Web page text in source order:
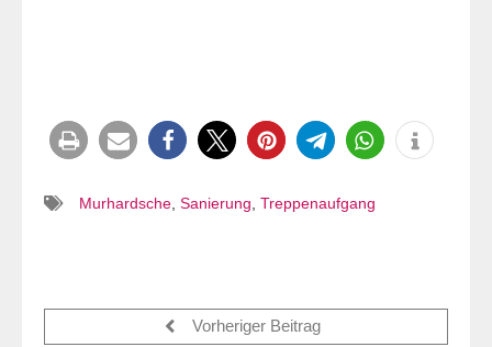
Murhardsche Sanierung Treppenaufgang
Vorheriger Beitrag